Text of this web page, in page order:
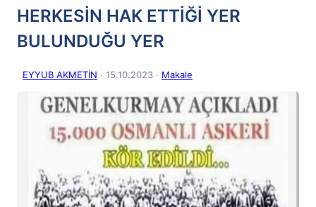
HERKESİN HAK ETTİĞİ YER
BULUNDUĞU YER
EYYUB AKMETİN · 15.10.2023 · Makale